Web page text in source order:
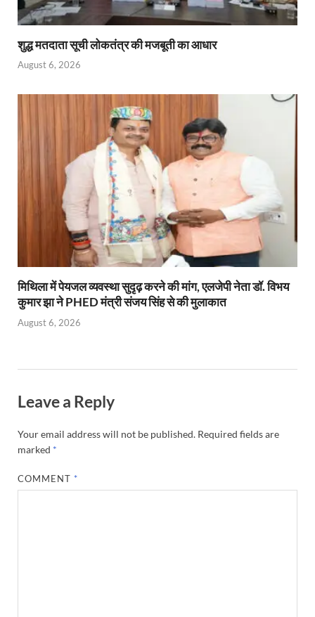
शुद्ध मतदाता सूची लोकतंत्र की मजबूती का आधार
August 6, 2026
मिथिला में पेयजल व्यवस्था सुदृढ़ करने की मांग, एलजेपी नेता डॉ. विभय
कुमार झा ने PHED मंत्री संजय सिंह से की मुलाकात
August 6, 2026
Leave a Reply
Your email address will not be published. Required fields are
marked *
COMMENT *